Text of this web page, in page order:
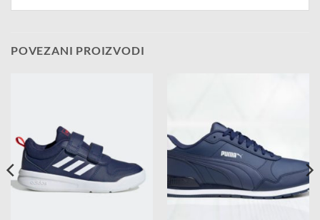
POVEZANI PROIZVODI